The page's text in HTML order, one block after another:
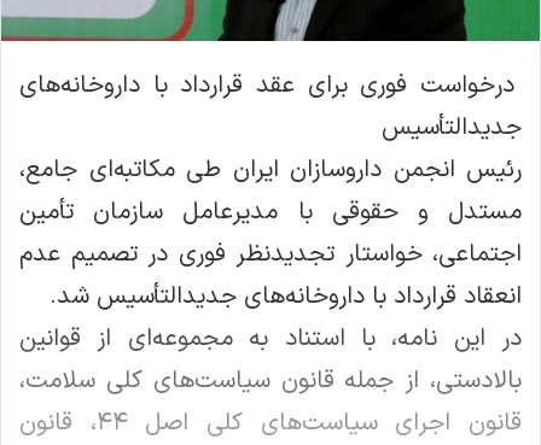
درخواست فوری برای عقد قرارداد با داروخانه‌های
جدیدالتأسیس
رئیس انجمن داروسازان ایران طی مکاتبه‌ای جامع،
مستدل و حقوقی با مدیرعامل سازمان تأمین
اجتماعی، خواستار تجدیدنظر فوری در تصمیم عدم
انعقاد قرارداد با داروخانه‌های جدیدالتأسیس شد.
در این نامه، با استناد به مجموعه‌ای از قوانین
بالادستی، از جمله قانون سیاست‌های کلی سلامت،
قانون اجرای سیاست‌های کلی اصل ۴۴، قانون